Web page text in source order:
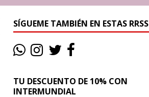
SÍGUEME TAMBIÉN EN ESTAS RRSS
TU DESCUENTO DE 10% CON
INTERMUNDIAL